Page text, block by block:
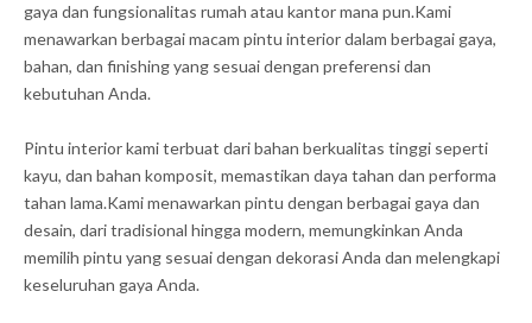
gaya dan fungsionalitas rumah atau kantor mana pun.Kami
menawarkan berbagai macam pintu interior dalam berbagai gaya,
bahan, dan finishing yang sesuai dengan preferensi dan
kebutuhan Anda.
Pintu interior kami terbuat dari bahan berkualitas tinggi seperti
kayu, dan bahan komposit, memastikan daya tahan dan performa
tahan lama.Kami menawarkan pintu dengan berbagai gaya dan
desain, dari tradisional hingga modern, memungkinkan Anda
memilih pintu yang sesuai dengan dekorasi Anda dan melengkapi
keseluruhan gaya Anda.